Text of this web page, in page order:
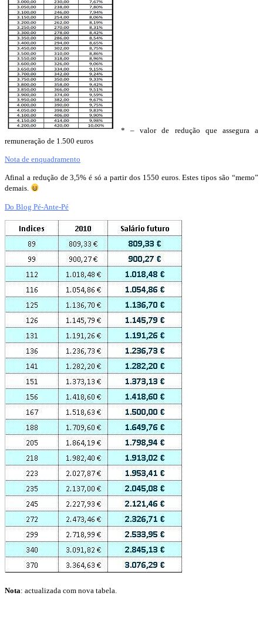
* – valor de redução que assegura a
remuneração de 1.500 euros
Nota de enquadramento
Afinal a redução de 3,5% é só a partir dos 1550 euros. Estes tipos são “memo”
demais.
Do Blog Pé-Ante-Pé
Nota: actualizada com nova tabela.